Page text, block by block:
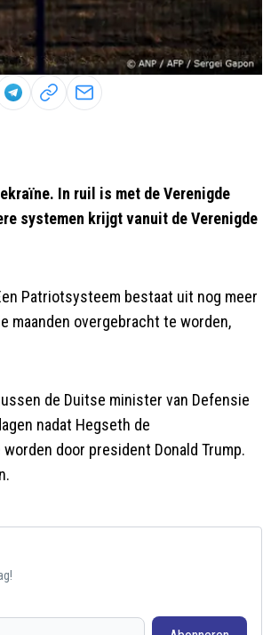
In ruil is met de Verenigde
systemen krijgt vanuit de Verenigde
Patriotsysteem bestaat uit nog meer
maanden overgebracht te worden,
de Duitse minister van Defensie
nadat Hegseth de
door president Donald Trump.